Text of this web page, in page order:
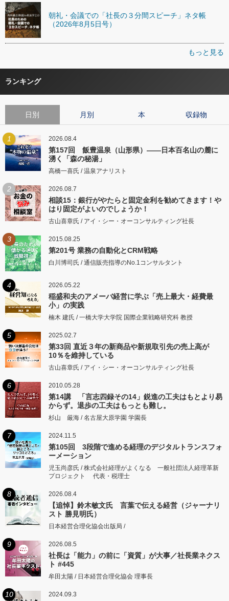
朝礼・会議での「社長の３分間スピーチ」ネタ帳
（2026年8月5日号）
もっと見る
ランキング
日別 月別 本 収録物
1 2026.08.4
第157回 飯豊温泉（山形県）――日本百名山の麓に
湧く「森の秘湯」
高橋一喜氏 / 温泉アナリスト
2 2026.08.7
相談15：銀行がやたらと固定金利を勧めてきます！や
はり固定がよいのでしょうか！
古山喜章氏 / アイ・シー・オーコンサルティング社長
3 2015.08.25
第201号 業務の自動化とCRM戦略
白川博司氏 / 通信販売指導のNo.1コンサルタント
4 2026.05.22
稲盛和夫のアメーバ経営に学ぶ「売上最大・経費最
小」の実践
楠木 建氏 / 一橋大学大学院 国際企業戦略研究科 教授
5 2025.02.7
第33回 直近３年の新商品や新規取引先の売上高が
10％を維持している
古山喜章氏 / アイ・シー・オーコンサルティング社長
6 2010.05.28
第14講 「言志四録その14」鋭進の工夫はもとより易
からず。退歩の工夫はもっとも難し。
杉山 厳海 / 名古屋大原学園 学園長
7 2024.11.5
第105回 3段階で進める経理のデジタルトランスフォ
ーメーション
児玉尚彦氏 / 株式会社経理がよくなる 一般社団法人経理革新
プロジェクト 代表・税理士
8 2026.08.4
【追悼】鈴木敏文氏 言葉で伝える経営（ジャーナリ
スト 勝見明氏）
日本経営合理化協会出版局 /
9 2026.08.5
社長は「能力」の前に「資質」が大事／社長業ネクス
ト #445
牟田太陽 / 日本経営合理化協会 理事長
10 2024.09.3